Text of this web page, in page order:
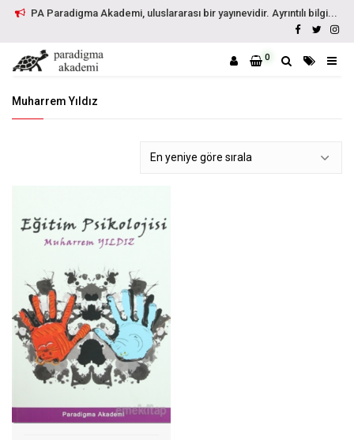
PA Paradigma Akademi, uluslararası bir yayınevidir. Ayrıntılı bilgi...
0
Muharrem Yıldız